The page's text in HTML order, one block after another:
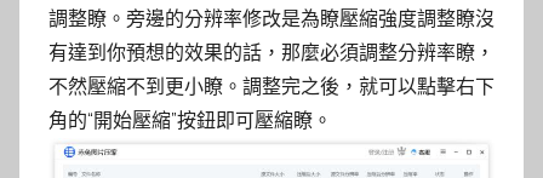
調整瞭。旁邊的分辨率修改是為瞭壓縮強度調整瞭沒
有達到你預想的效果的話，那麼必須調整分辨率瞭，
不然壓縮不到更小瞭。調整完之後，就可以點擊右下
角的“開始壓縮”按鈕即可壓縮瞭。